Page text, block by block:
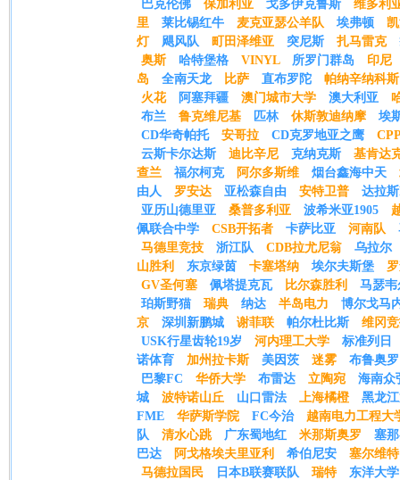
巴克伦佛
保加利亚 戈多伊克鲁斯
维多利
里
莱比锡红牛 麦克亚瑟公羊队 埃弗顿
灯
飓风队 町田泽维亚 突尼斯 扎马雷克
奥斯
哈特堡格 VINYL 所罗门群岛
印尼
岛
全南天龙 比萨 直布罗陀
帕纳辛纳科斯
火花
阿塞拜疆 澳门城市大学 澳大利亚
布兰
鲁克维尼基 匹林 休斯敦迪纳摩
埃
CD华奇帕托
安哥拉 CD克罗地亚之鹰
云斯卡尔达斯
迪比辛尼 克纳克斯
基肯达
查兰
福尔柯克 阿尔多斯维 烟台鑫海中天
由人
罗安达 亚松森自由 安特卫普
达拉
亚历山德里亚
桑普多利亚 波希米亚1905
佩联合中学
CSB开拓者 卡萨比亚 河南队
马德里竞技
浙江队 CDB拉尤尼翁
乌拉尔
山胜利
东京绿茵 卡塞塔纳 埃尔夫斯堡
GV圣何塞
佩塔提克瓦 比尔森胜利
马瑟韦
珀斯野猫
瑞典 纳达 半岛电力
博尔戈马
京
深圳新鹏城 谢菲联 帕尔杜比斯
维冈
USK行星齿轮19岁
河内理工大学
标准列日
诺体育
加州拉卡斯 美因茨 迷雾
布鲁奥
巴黎FC
华侨大学 布雷达 立陶宛
海南众
城
波特诺山丘 山口雷法 上海橘橙
黑龙
FME
华萨斯学院 FC今治
越南电力工程大
队
清水心跳 广东蜀地红 米那斯奥罗
塞
巴达
阿戈格埃夫里亚利 希伯尼安
塞尔维特
马德拉国民
日本B联赛联队 瑞特
东洋大学